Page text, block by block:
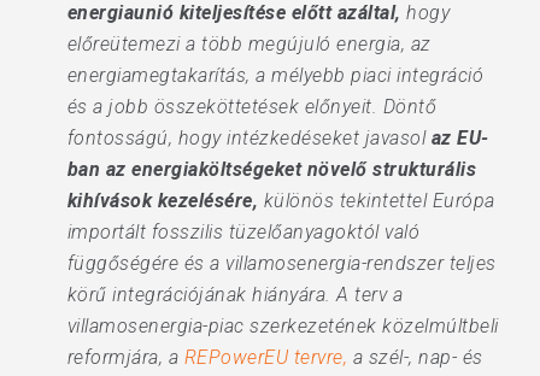
energiaunió kiteljesítése előtt azáltal, hogy
előreütemezi a több megújuló energia, az
energiamegtakarítás, a mélyebb piaci integráció
és a jobb összeköttetések előnyeit. Döntő
fontosságú, hogy intézkedéseket javasol az EU-
ban az energiaköltségeket növelő strukturális
kihívások kezelésére, különös tekintettel Európa
importált fosszilis tüzelőanyagoktól való
függőségére és a villamosenergia-rendszer teljes
körű integrációjának hiányára. A terv a
villamosenergia-piac szerkezetének közelmúltbeli
reformjára, a REPowerEU tervre, a szél-, nap- és